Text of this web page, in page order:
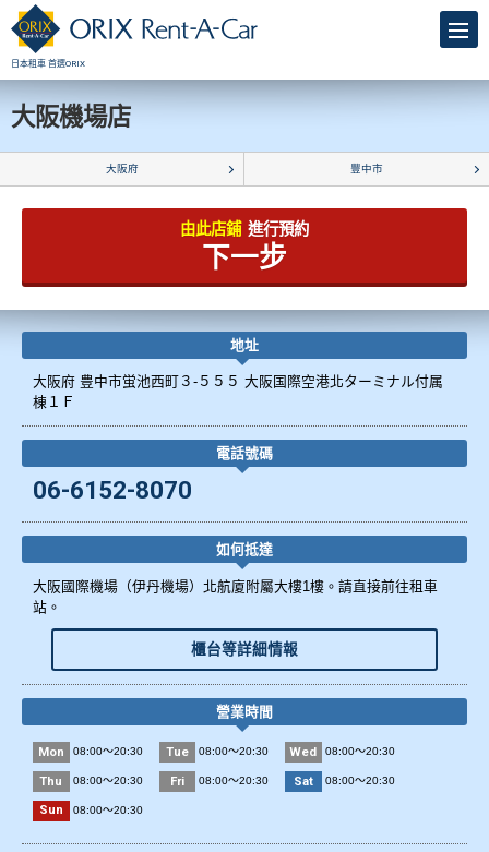
日本租車 首選ORIX
大阪機場店
大阪府 豐中市
由此店鋪 進行預約
下一步
地址
大阪府 豊中市蛍池西町３-５５５ 大阪国際空港北ターミナル付属
棟１Ｆ
電話號碼
06-6152-8070
如何抵達
大阪國際機場（伊丹機場）北航廈附屬大樓1樓。請直接前往租車
站。
櫃台等詳細情報
營業時間
Mon 08:00～20:30 Tue 08:00～20:30 Wed 08:00～20:30
Thu 08:00～20:30 Fri 08:00～20:30 Sat 08:00～20:30
Sun 08:00～20:30